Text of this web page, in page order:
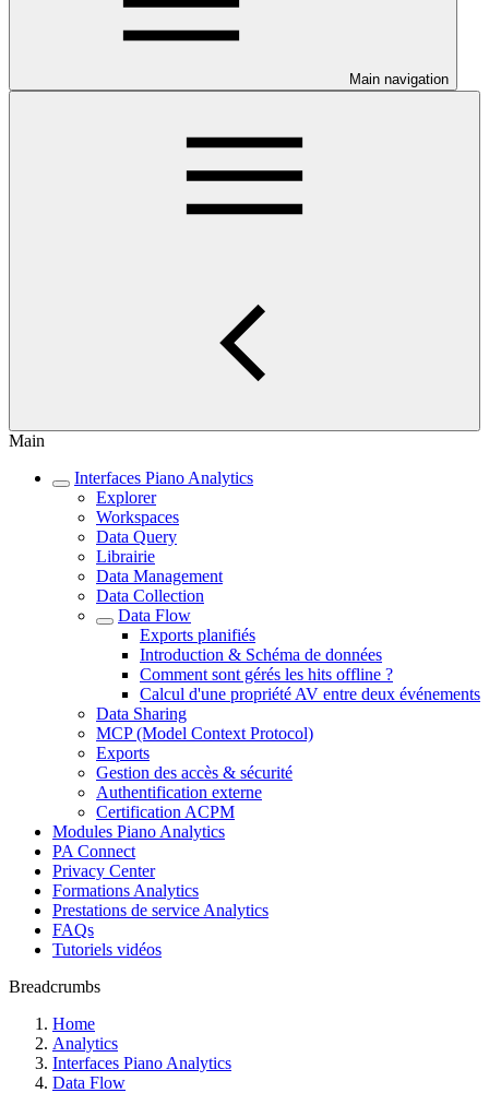
Main navigation
Main
Interfaces Piano Analytics
Explorer
Workspaces
Data Query
Librairie
Data Management
Data Collection
Data Flow
Exports planifiés
Introduction & Schéma de données
Comment sont gérés les hits offline ?
Calcul d'une propriété AV entre deux événements
Data Sharing
MCP (Model Context Protocol)
Exports
Gestion des accès & sécurité
Authentification externe
Certification ACPM
Modules Piano Analytics
PA Connect
Privacy Center
Formations Analytics
Prestations de service Analytics
FAQs
Tutoriels vidéos
Breadcrumbs
Home
Analytics
Interfaces Piano Analytics
Data Flow